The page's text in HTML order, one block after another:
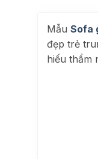
Mẫu Sofa
đẹp trẻ
hiếu thẩm